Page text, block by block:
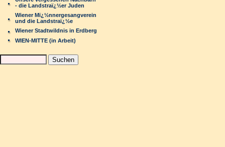
- die Landstraï¿½er Juden
Wiener Mï¿½nnergesangverein
und die Landstraï¿½e
Wiener Stadtwildnis in Erdberg
WIEN-MITTE (in Arbeit)